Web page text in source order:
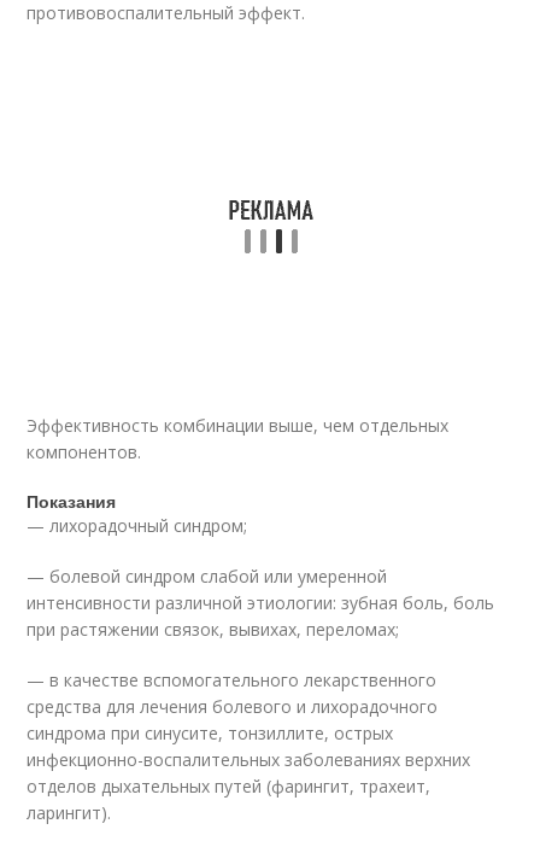
противовоспалительный эффект.
Эффективность комбинации выше, чем отдельных
компонентов.
Показания
— лихорадочный синдром;
— болевой синдром слабой или умеренной
интенсивности различной этиологии: зубная боль, боль
при растяжении связок, вывихах, переломах;
— в качестве вспомогательного лекарственного
средства для лечения болевого и лихорадочного
синдрома при синусите, тонзиллите, острых
инфекционно-воспалительных заболеваниях верхних
отделов дыхательных путей (фарингит, трахеит,
ларингит).